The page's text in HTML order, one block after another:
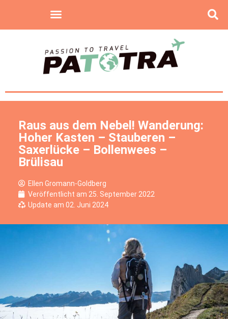
Raus aus dem Nebel! Wanderung:
Hoher Kasten – Stauberen –
Saxerlücke – Bollenwees –
Brülisau
Ellen Gromann-Goldberg
Veröffentlicht am 25. September 2022
Update am 02. Juni 2024